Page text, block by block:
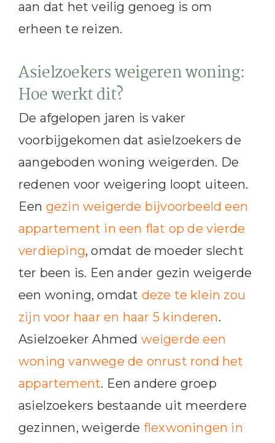
aan dat het veilig genoeg is om
erheen te reizen.
Asielzoekers weigeren woning:
Hoe werkt dit?
De afgelopen jaren is vaker
voorbijgekomen dat asielzoekers de
aangeboden woning weigerden. De
redenen voor weigering loopt uiteen.
Een gezin weigerde bijvoorbeeld een
appartement in een flat op de vierde
verdieping, omdat de moeder slecht
ter been is. Een ander gezin weigerde
een woning, omdat deze te klein zou
zijn voor haar en haar 5 kinderen.
Asielzoeker Ahmed weigerde een
woning vanwege de onrust rond het
appartement. Een andere groep
asielzoekers bestaande uit meerdere
gezinnen, weigerde flexwoningen in